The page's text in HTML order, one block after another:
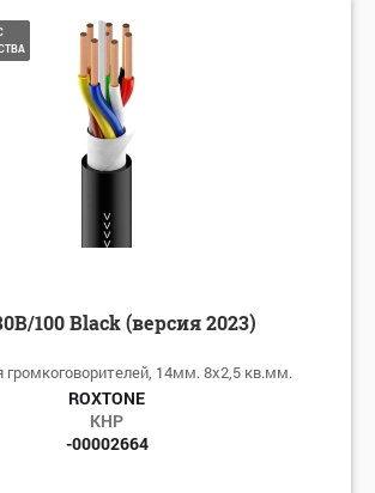
А-Я
Я-А
100 Black (версия 2023)
громкоговорителей, 14мм. 8х2,5 кв.мм.
ROXTONE
КНР
-00002664